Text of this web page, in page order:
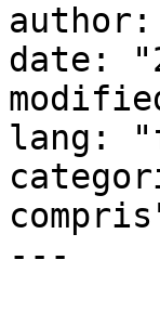
author:
date:
lang:
---